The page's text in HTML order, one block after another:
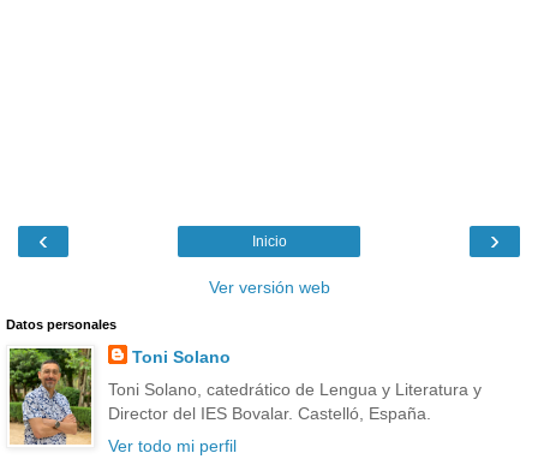
‹ ›
Inicio
Ver versión web
Datos personales
Toni Solano
Toni Solano, catedrático de Lengua y Literatura y
Director del IES Bovalar. Castelló, España.
Ver todo mi perfil